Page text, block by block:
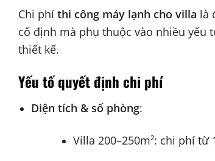
Chi phí thi công máy lạnh cho villa là
cố định mà phụ thuộc vào nhiều
thiết kế.
Yếu tố quyết định chi phí
Diện tích & số phòng:
Villa 200–250m²: chi phí từ